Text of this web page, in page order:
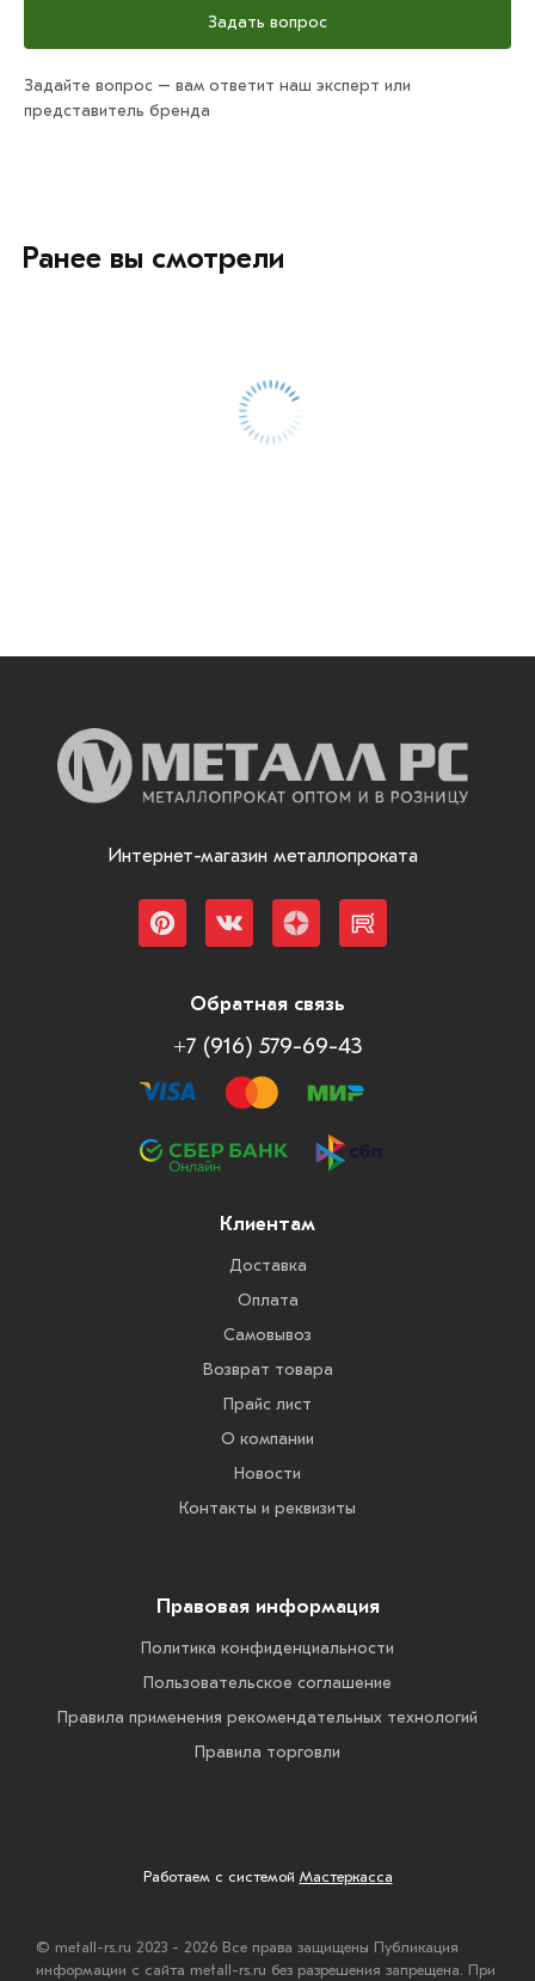
Задать вопрос
Задайте вопрос – вам ответит наш эксперт или
представитель бренда
Ранее вы смотрели
Интернет-магазин металлопроката
Обратная связь
+7 (916) 579-69-43
Клиентам
Доставка
Оплата
Самовывоз
Возврат товара
Прайс лист
О компании
Новости
Контакты и реквизиты
Правовая информация
Политика конфиденциальности
Пользовательское соглашение
Правила применения рекомендательных технологий
Правила торговли
Работаем с системой Мастеркасса
© metall-rs.ru 2023 - 2026 Все права защищены Публикация
информации с сайта metall-rs.ru без разрешения запрещена. При